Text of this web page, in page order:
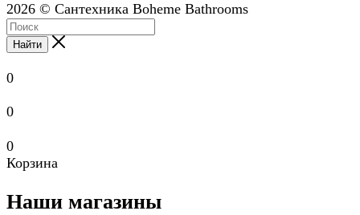
2026 © Сантехника Boheme Bathrooms
Найти
0
0
0
Корзина
Наши магазины